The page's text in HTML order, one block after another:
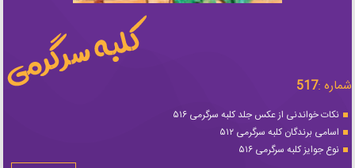
شماره :517
نکات خواندنی از عکس جلد کلبه سرگرمی ۵۱۶
اسامی برندگان کلبه سرگرمی ۵۱۲
نوع جوایز کلبه سرگرمی ۵۱۶